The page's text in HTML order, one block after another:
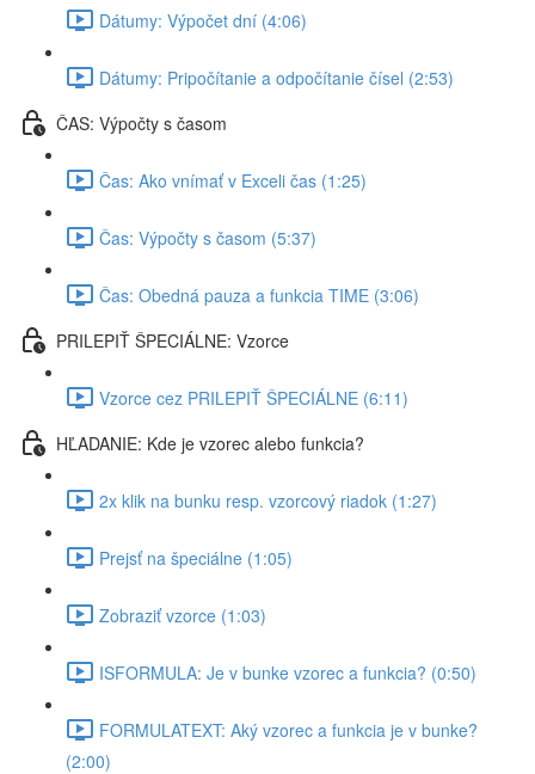
Dátumy: Výpočet dní (4:06)
Dátumy: Pripočítanie a odpočítanie čísel (2:53)
ČAS: Výpočty s časom
Čas: Ako vnímať v Exceli čas (1:25)
Čas: Výpočty s časom (5:37)
Čas: Obedná pauza a funkcia TIME (3:06)
PRILEPIŤ ŠPECIÁLNE: Vzorce
Vzorce cez PRILEPIŤ ŠPECIÁLNE (6:11)
HĽADANIE: Kde je vzorec alebo funkcia?
2x klik na bunku resp. vzorcový riadok (1:27)
Prejsť na špeciálne (1:05)
Zobraziť vzorce (1:03)
ISFORMULA: Je v bunke vzorec a funkcia? (0:50)
FORMULATEXT: Aký vzorec a funkcia je v bunke?
(2:00)